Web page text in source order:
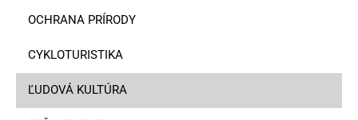
OCHRANA PRÍRODY
CYKLOTURISTIKA
ĽUDOVÁ KULTÚRA